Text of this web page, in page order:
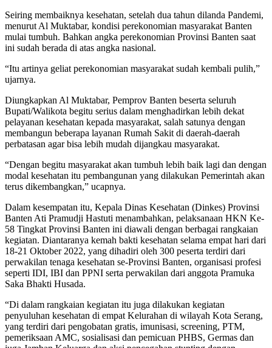
Seiring membaiknya kesehatan, setelah dua tahun dilanda Pandemi,
menurut Al Muktabar, kondisi perekonomian masyarakat Banten
mulai tumbuh. Bahkan angka perekonomian Provinsi Banten saat
ini sudah berada di atas angka nasional.
“Itu artinya geliat perekonomian masyarakat sudah kembali pulih,”
ujarnya.
Diungkapkan Al Muktabar, Pemprov Banten beserta seluruh
Bupati/Walikota begitu serius dalam menghadirkan lebih dekat
pelayanan kesehatan kepada masyarakat, salah satunya dengan
membangun beberapa layanan Rumah Sakit di daerah-daerah
perbatasan agar bisa lebih mudah dijangkau masyarakat.
“Dengan begitu masyarakat akan tumbuh lebih baik lagi dan dengan
modal kesehatan itu pembangunan yang dilakukan Pemerintah akan
terus dikembangkan,” ucapnya.
Dalam kesempatan itu, Kepala Dinas Kesehatan (Dinkes) Provinsi
Banten Ati Pramudji Hastuti menambahkan, pelaksanaan HKN Ke-
58 Tingkat Provinsi Banten ini diawali dengan berbagai rangkaian
kegiatan. Diantaranya kemah bakti kesehatan selama empat hari dari
18-21 Oktober 2022, yang dihadiri oleh 300 peserta terdiri dari
perwakilan tenaga kesehatan se-Provinsi Banten, organisasi profesi
seperti IDI, IBI dan PPNI serta perwakilan dari anggota Pramuka
Saka Bhakti Husada.
“Di dalam rangkaian kegiatan itu juga dilakukan kegiatan
penyuluhan kesehatan di empat Kelurahan di wilayah Kota Serang,
yang terdiri dari pengobatan gratis, imunisasi, screening, PTM,
pemeriksaan AMC, sosialisasi dan pemicuan PHBS, Germas dan